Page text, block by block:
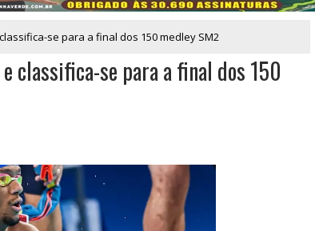
se para a final dos 150 medley SM2
classifica-se para a final dos 150